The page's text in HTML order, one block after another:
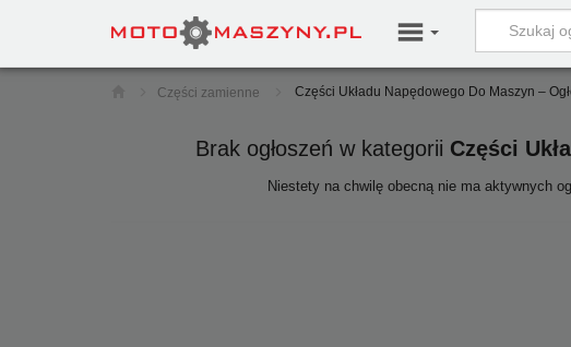
Części zamienne Części Układu Napędowego Do Maszyn –
Brak ogłoszeń w kategorii Części
Niestety na chwilę obecną nie ma aktywnych